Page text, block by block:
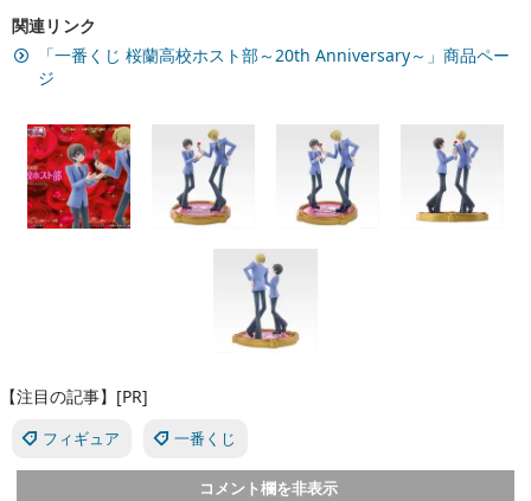
関連リンク
「一番くじ 桜蘭高校ホスト部～20th Anniversary～」商品ペー
ジ
【注目の記事】[PR]
フィギュア 一番くじ
コメント欄を非表示